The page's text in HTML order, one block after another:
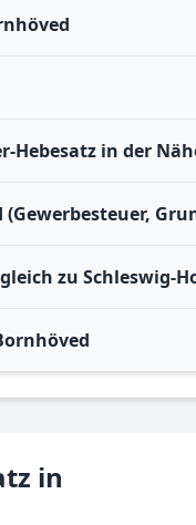
Hebesatz in der
zu Schleswig-
in